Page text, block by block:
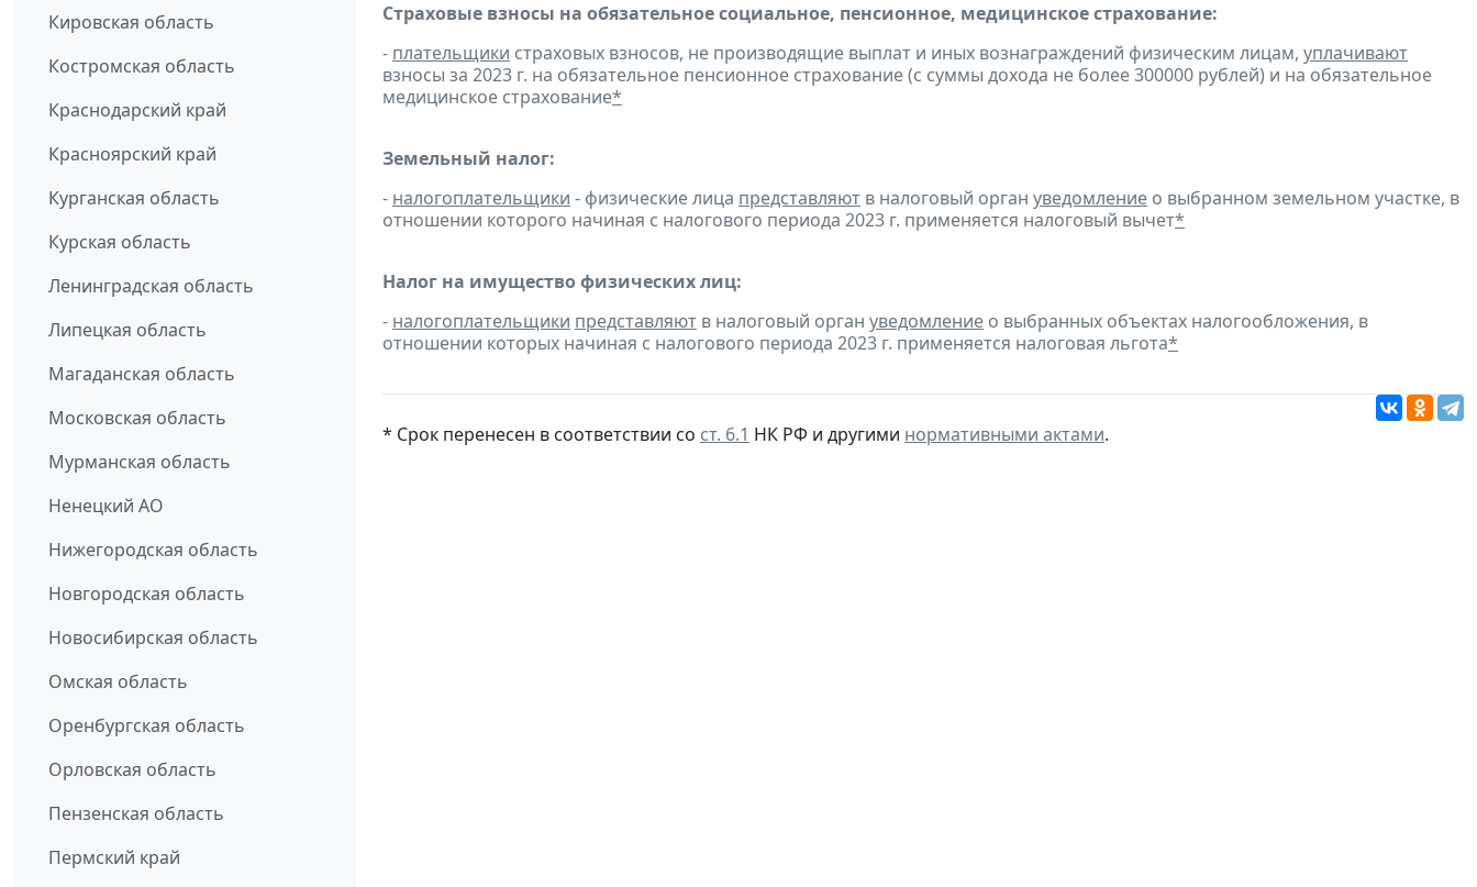
Кировская область
Костромская область
Краснодарский край
Красноярский край
Курганская область
Курская область
Ленинградская область
Липецкая область
Магаданская область
Московская область
Мурманская область
Ненецкий АО
Нижегородская область
Новгородская область
Новосибирская область
Омская область
Оренбургская область
Орловская область
Пензенская область
Пермский край
Страховые взносы на обязательное социальное, пенсионное, медицинское страхование:
- плательщики страховых взносов, не производящие выплат и иных вознаграждений физическим лицам, уплачивают
взносы за 2023 г. на обязательное пенсионное страхование (с суммы дохода не более 300000 рублей) и на обязательное
медицинское страхование*
Земельный налог:
- налогоплательщики - физические лица представляют в налоговый орган уведомление о выбранном земельном участке, в
отношении которого начиная с налогового периода 2023 г. применяется налоговый вычет*
Налог на имущество физических лиц:
- налогоплательщики представляют в налоговый орган уведомление о выбранных объектах налогообложения, в
отношении которых начиная с налогового периода 2023 г. применяется налоговая льгота*
* Срок перенесен в соответствии со ст. 6.1 НК РФ и другими нормативными актами.